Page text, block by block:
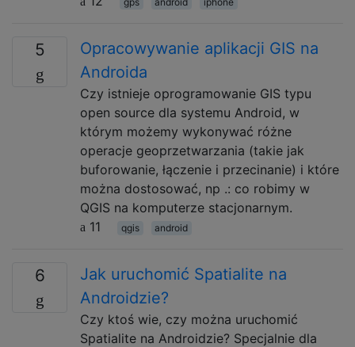
5
Opracowywanie aplikacji GIS na
Androida
Czy istnieje oprogramowanie GIS typu
open source dla systemu Android, w
którym możemy wykonywać różne
operacje geoprzetwarzania (takie jak
buforowanie, łączenie i przecinanie) i które
można dostosować, np .: co robimy w
QGIS na komputerze stacjonarnym.
11
qgis android
6
Jak uruchomić Spatialite na
Androidzie?
Czy ktoś wie, czy można uruchomić
Spatialite na Androidzie? Specjalnie dla